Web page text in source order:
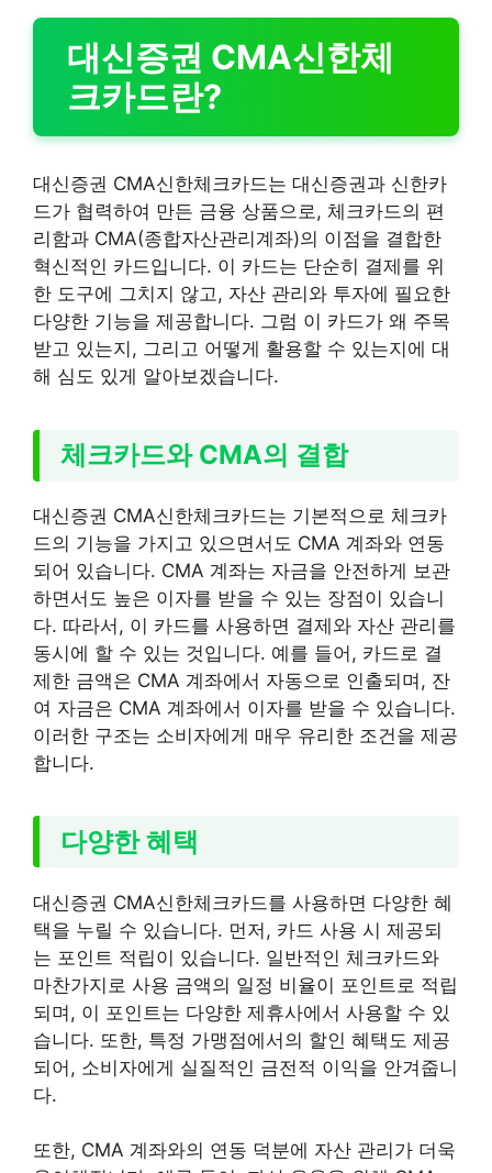
대신증권 CMA신한체
크카드란?
대신증권 CMA신한체크카드는 대신증권과 신한카
드가 협력하여 만든 금융 상품으로, 체크카드의 편
리함과 CMA(종합자산관리계좌)의 이점을 결합한
혁신적인 카드입니다. 이 카드는 단순히 결제를 위
한 도구에 그치지 않고, 자산 관리와 투자에 필요한
다양한 기능을 제공합니다. 그럼 이 카드가 왜 주목
받고 있는지, 그리고 어떻게 활용할 수 있는지에 대
해 심도 있게 알아보겠습니다.
체크카드와 CMA의 결합
대신증권 CMA신한체크카드는 기본적으로 체크카
드의 기능을 가지고 있으면서도 CMA 계좌와 연동
되어 있습니다. CMA 계좌는 자금을 안전하게 보관
하면서도 높은 이자를 받을 수 있는 장점이 있습니
다. 따라서, 이 카드를 사용하면 결제와 자산 관리를
동시에 할 수 있는 것입니다. 예를 들어, 카드로 결
제한 금액은 CMA 계좌에서 자동으로 인출되며, 잔
여 자금은 CMA 계좌에서 이자를 받을 수 있습니다.
이러한 구조는 소비자에게 매우 유리한 조건을 제공
합니다.
다양한 혜택
대신증권 CMA신한체크카드를 사용하면 다양한 혜
택을 누릴 수 있습니다. 먼저, 카드 사용 시 제공되
는 포인트 적립이 있습니다. 일반적인 체크카드와
마찬가지로 사용 금액의 일정 비율이 포인트로 적립
되며, 이 포인트는 다양한 제휴사에서 사용할 수 있
습니다. 또한, 특정 가맹점에서의 할인 혜택도 제공
되어, 소비자에게 실질적인 금전적 이익을 안겨줍니
다.
또한, CMA 계좌와의 연동 덕분에 자산 관리가 더욱